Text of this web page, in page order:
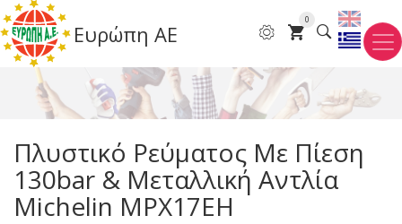
Παράκαμψη
προς
το
κυρίως
περιεχόμενο
Ευρώπη ΑΕ
0
Πλυστικό Ρεύματος Mε Πίεση
130bar & Μεταλλική Αντλία
Michelin MPX17EH